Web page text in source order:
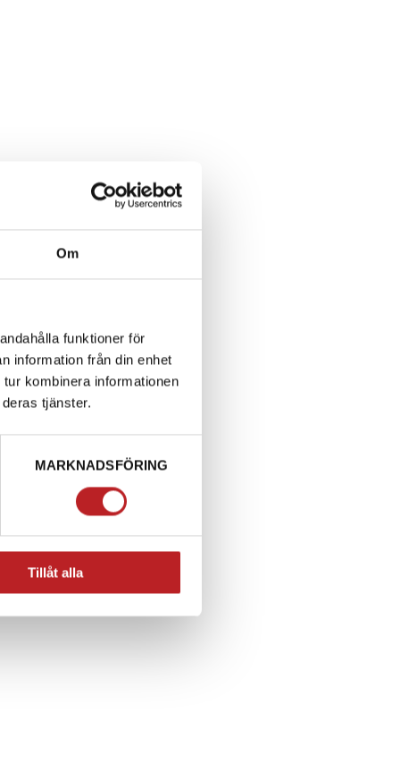
Om
funktioner för
information från din enhet
kombinera informationen
tjänster.
MARKNADSFÖRING
Tillåt alla